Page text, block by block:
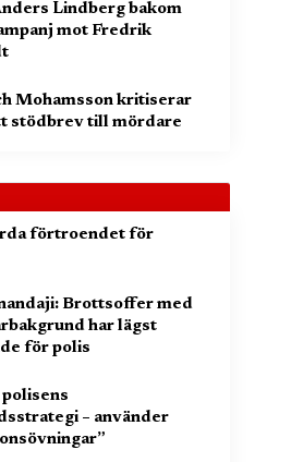
Lindberg bakom
mot Fredrik
Mohamsson kritiserar
stödbrev till mördare
förtroendet för
Brottsoffer med
har lägst
för polis
polisens
– använder